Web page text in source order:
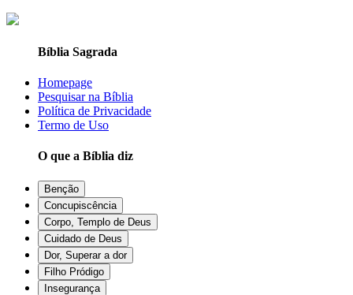
Bíblia Sagrada
Homepage
Pesquisar na Bíblia
Política de Privacidade
Termo de Uso
O que a Bíblia diz
Benção
Concupiscência
Corpo, Templo de Deus
Cuidado de Deus
Dor, Superar a dor
Filho Pródigo
Insegurança